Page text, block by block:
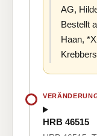
AG,
Bestellt
Haan,
HRB 46515